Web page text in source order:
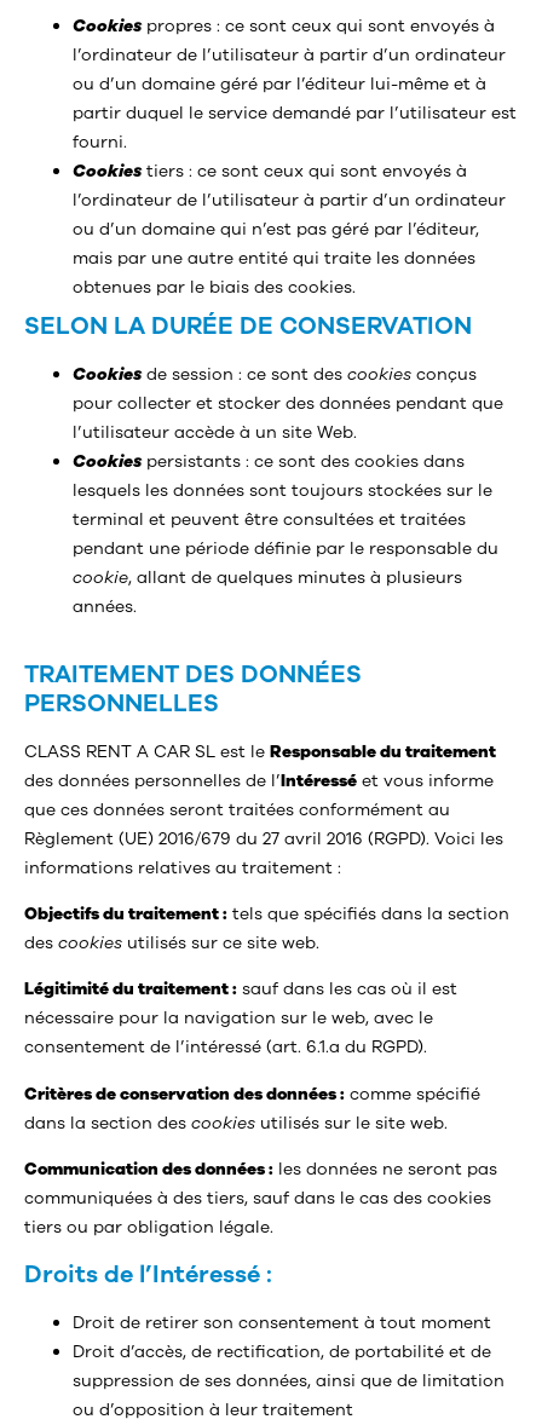
Cookiespropres : ce sont ceux qui sont envoyés à
l’ordinateur de l’utilisateur à partir d’un ordinateur
ou d’un domaine géré par l’éditeur lui-même et à
partir duquel le service demandé par l’utilisateur est
fourni.
Cookiestiers : ce sont ceux qui sont envoyés à
l’ordinateur de l’utilisateur à partir d’un ordinateur
ou d’un domaine qui n’est pas géré par l’éditeur,
mais par une autre entité qui traite les données
obtenues par le biais des cookies.
SELON LA DURÉE DE CONSERVATION
Cookiesde session : ce sont des cookies conçus
pour collecter et stocker des données pendant que
l’utilisateur accède à un site Web.
Cookiespersistants : ce sont des cookies dans
lesquels les données sont toujours stockées sur le
terminal et peuvent être consultées et traitées
pendant une période définie par le responsable du
cookie, allant de quelques minutes à plusieurs
années.
TRAITEMENT DES DONNÉES
PERSONNELLES
CLASS RENT A CAR SL est le Responsable du traitement
des données personnelles de l’Intéressé et vous informe
que ces données seront traitées conformément au
Règlement (UE) 2016/679 du 27 avril 2016 (RGPD). Voici les
informations relatives au traitement :
Objectifs du traitement : tels que spécifiés dans la section
des cookies utilisés sur ce site web.
Légitimité du traitement : sauf dans les cas où il est
nécessaire pour la navigation sur le web, avec le
consentement de l’intéressé (art. 6.1.a du RGPD).
Critères de conservation des données : comme spécifié
dans la section des cookies utilisés sur le site web.
Communication des données : les données ne seront pas
communiquées à des tiers, sauf dans le cas des cookies
tiers ou par obligation légale.
Droits de l’Intéressé :
Droit de retirer son consentement à tout moment
Droit d’accès, de rectification, de portabilité et de
suppression de ses données, ainsi que de limitation
ou d’opposition à leur traitement